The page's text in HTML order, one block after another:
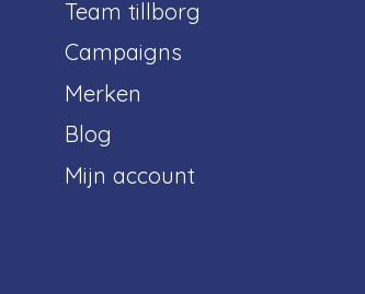
Team tillborg
Campaigns
Merken
Blog
Mijn account